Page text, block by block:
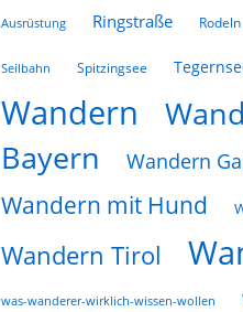
Ausrüstung Ringstraße Rodeln
Seilbahn Spitzingsee
Wandern
Bayern
Wandern
Wandern mit Hund
Wandern Tirol
was-wanderer-wirklich-wissen-wollen